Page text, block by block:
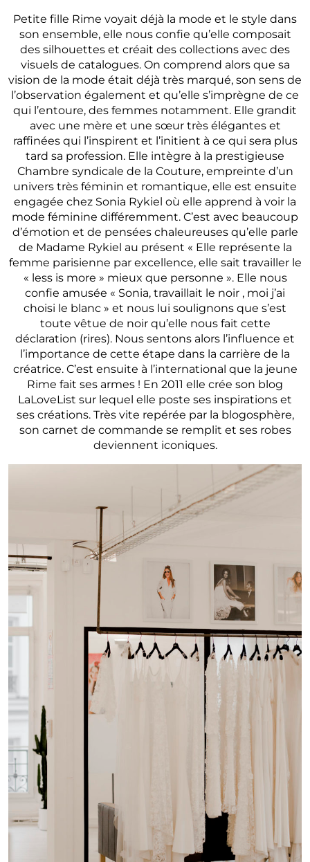
Petite fille Rime voyait déjà la mode et le style dans
son ensemble, elle nous confie qu’elle composait
des silhouettes et créait des collections avec des
visuels de catalogues. On comprend alors que sa
vision de la mode était déjà très marqué, son sens de
l’observation également et qu’elle s’imprègne de ce
qui l’entoure, des femmes notamment. Elle grandit
avec une mère et une sœur très élégantes et
raffinées qui l’inspirent et l’initient à ce qui sera plus
tard sa profession. Elle intègre à la prestigieuse
Chambre syndicale de la Couture, empreinte d’un
univers très féminin et romantique, elle est ensuite
engagée chez Sonia Rykiel où elle apprend à voir la
mode féminine différemment. C’est avec beaucoup
d’émotion et de pensées chaleureuses qu’elle parle
de Madame Rykiel au présent « Elle représente la
femme parisienne par excellence, elle sait travailler le
« less is more » mieux que personne ». Elle nous
confie amusée « Sonia, travaillait le noir , moi j’ai
choisi le blanc » et nous lui soulignons que s’est
toute vêtue de noir qu’elle nous fait cette
déclaration (rires). Nous sentons alors l’influence et
l’importance de cette étape dans la carrière de la
créatrice. C’est ensuite à l’international que la jeune
Rime fait ses armes ! En 2011 elle crée son blog
LaLoveList sur lequel elle poste ses inspirations et
ses créations. Très vite repérée par la blogosphère,
son carnet de commande se remplit et ses robes
deviennent iconiques.